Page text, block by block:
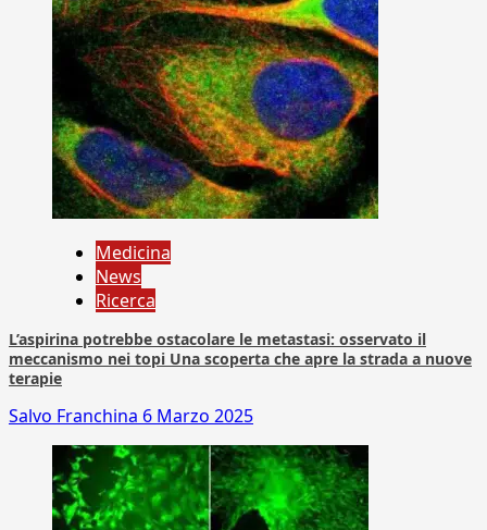
Medicina
News
Ricerca
L’aspirina potrebbe ostacolare le metastasi: osservato il
meccanismo nei topi Una scoperta che apre la strada a nuove
terapie
Salvo Franchina 6 Marzo 2025